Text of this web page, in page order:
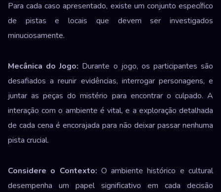
Para cada caso apresentado, existe um conjunto específico
de pistas e locais que devem ser investigados
minuciosamente.
Mecânica do Jogo: Durante o jogo, os participantes são
desafiados a reunir evidências, interrogar personagens, e
juntar as peças do mistério para encontrar o culpado. A
interação com o ambiente é vital, e a exploração detalhada
de cada cena é encorajada para não deixar passar nenhuma
pista crucial.
Considere o Contexto: O ambiente histórico e cultural
desempenha um papel significativo em cada decisão